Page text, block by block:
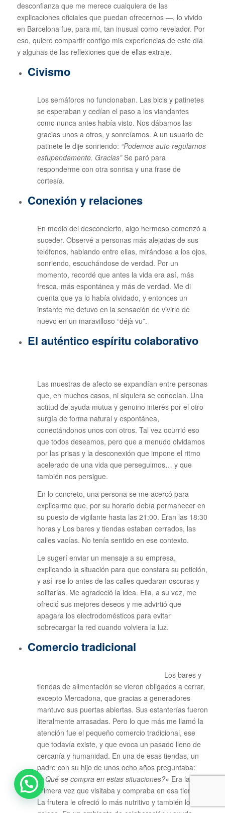
desconfianza que me merece cualquiera de las
explicaciones oficiales que puedan ofrecernos —, lo vivido
en Barcelona fue, para mí, tan inusual como revelador. Por
eso, quiero compartir contigo mis experiencias de este día
y algunas de las reflexiones que de ellas extraje.
Civismo
Los semáforos no funcionaban. Las bicis y patinetes
se esperaban y cedían el paso a los viandantes
como nunca antes había visto. Nos dábamos las
gracias unos a otros, y sonreíamos. A un usuario de
patinete le dije sonriendo: “Podemos auto regularnos
estupendamente. Gracias”Se paró para
responderme con otra sonrisa y una frase de
cortesía.
Conexión y relaciones
En medio del desconcierto, algo hermoso comenzó a
suceder. Observé a personas más alejadas de sus
teléfonos, hablando entre ellas, mirándose a los ojos,
sonriendo, escuchándose de verdad. Por un
momento, recordé que antes la vida era así, más
fresca, más espontánea y más de verdad. Me di
cuenta que ya lo había olvidado, y entonces un
instante me detuvo en la sensación de vivirlo de
nuevo en un maravilloso “déjà vu”.
El auténtico espíritu colaborativo
Las muestras de afecto se expandían entre personas
que, en muchos casos, ni siquiera se conocían. Una
actitud de ayuda mutua y genuino interés por el otro
surgía de forma natural y espontánea,
conectándonos unos con otros. Tal vez ocurrió eso
que todos deseamos, pero que a menudo olvidamos
por las prisas y la desconexión que impone el ritmo
acelerado de una vida que perseguimos… y que
también nos persigue.
En lo concreto, una persona se me acercó para
explicarme que, por su horario debía permanecer en
su puesto de vigilante hasta las 21:00. Eran las 18:30
horas y Los bares y tiendas estaban cerrados, las
calles vacías. No tenía sentido en ese contexto.
Le sugerí enviar un mensaje a su empresa,
explicando la situación para que constara su petición,
y así irse lo antes de las calles quedaran oscuras y
solitarias. Me agradeció la idea. Ella, a su vez, me
ofreció sus mejores deseos y me advirtió que
apagara los electrodomésticos para evitar
sobrecargar la red cuando volviera la luz.
Comercio tradicional
Los bares y
tiendas de alimentación se vieron obligados a cerrar,
excepto Mercadona, que gracias a generadores
mantuvo sus puertas abiertas. Sus estanterías fueron
literalmente arrasadas. Pero lo que más me llamó la
atención fue el pequeño comercio tradicional, ese
que todavía existe, y que evoca un pasado lleno de
cercanía y humanidad. En una de esas tiendas, un
padre con su hijo de unos ocho años preguntaba:
«¿Qué se compra en estas situaciones?» Era la
primera vez que visitaba y compraba en esa tienda.
La frutera le ofreció lo más nutritivo y también lo más